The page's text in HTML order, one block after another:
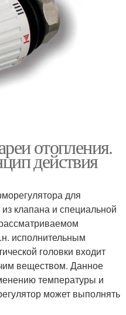
отопления.
действия
для
клапана и специальной
исполнительным
головки входит
веществом. Данное
температуры и
может выполнять